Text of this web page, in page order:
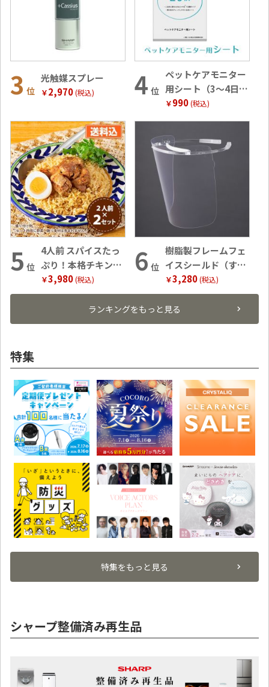
位
光触媒スプレー
￥2,970 (税込) 位
ペットケアモニター
用シート（3～4日で
交換タイプ20枚入）
￥990(税込)
位
4人前 スパイスたっ
ぷり！本格チキンビ
リヤニ
￥3,980 (税込)
位
樹脂製フレームフェ
イスシールド（すべ
り止め付き）
￥3,280(税込)
ランキングをもっと見る
特集
特集をもっと見る
シャープ整備済み再生品